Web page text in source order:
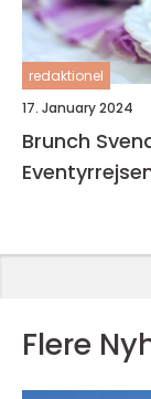
redaktionel
17. January 2024
Brunch
Flere